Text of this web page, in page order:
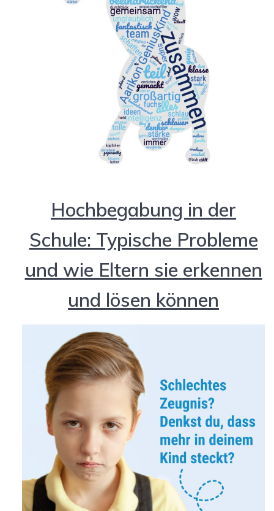
Hochbegabung in der
Schule: Typische Probleme
und wie Eltern sie erkennen
und lösen können